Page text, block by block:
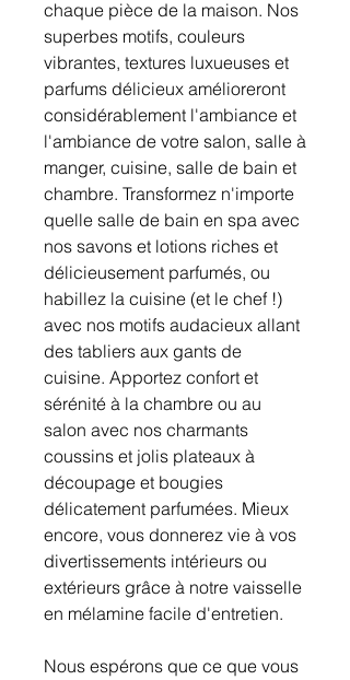
chaque pièce de la maison. Nos
superbes motifs, couleurs
vibrantes, textures luxueuses et
parfums délicieux amélioreront
considérablement l'ambiance et
l'ambiance de votre salon, salle à
manger, cuisine, salle de bain et
chambre. Transformez n'importe
quelle salle de bain en spa avec
nos savons et lotions riches et
délicieusement parfumés, ou
habillez la cuisine (et le chef !)
avec nos motifs audacieux allant
des tabliers aux gants de
cuisine. Apportez confort et
sérénité à la chambre ou au
salon avec nos charmants
coussins et jolis plateaux à
découpage et bougies
délicatement parfumées. Mieux
encore, vous donnerez vie à vos
divertissements intérieurs ou
extérieurs grâce à notre vaisselle
en mélamine facile d'entretien.
Nous espérons que ce que vous